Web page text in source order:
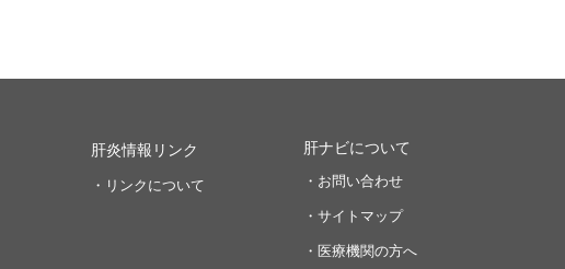
肝炎情報リンク
・リンクについて
肝ナビについて
・お問い合わせ
・サイトマップ
・医療機関の方へ